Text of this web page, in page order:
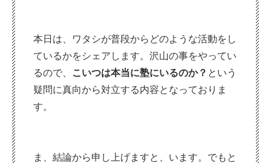
本日は、ワタシが普段からどのような活動をし
ているかをシェアします。沢山の事をやってい
るので、
こいつは本当に塾にいるのか？ という
疑問に真向から対立する内容となっておりま
す。
ま、結論から申し上げますと、います。でもと